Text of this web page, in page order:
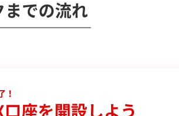
までの流れ
！
口座を開設しよう